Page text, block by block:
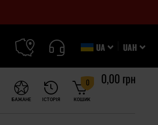
UAH
UA
ІСТОРІЯ
БАЖАНЕ КОШИК
0 0,00 грн